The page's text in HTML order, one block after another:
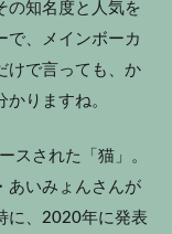
の知名度と人気を
で、メインボーカ
けで言っても、か
りますね。
スされた「猫」。
あいみょんさんが
に、2020年に発表